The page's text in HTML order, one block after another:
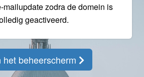
mailupdate zodra de domein is
geactiveerd.
het beheerscherm